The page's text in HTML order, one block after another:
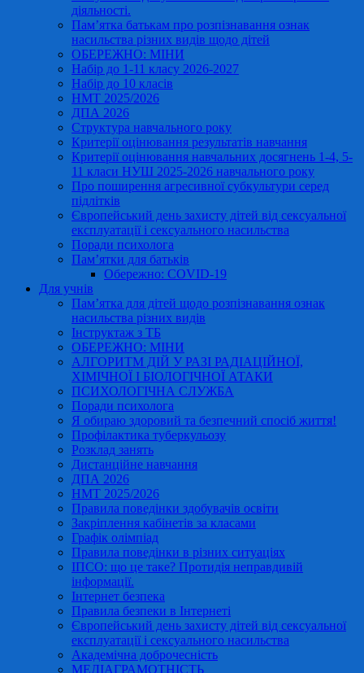
діяльності.
Пам’ятка батькам про розпізнавання ознак
насильства різних видів щодо дітей
ОБЕРЕЖНО: МІНИ
Набір до 1-11 класу 2026-2027
Набір до 10 класів
НМТ 2025/2026
ДПА 2026
Структура навчального року
Критерії оцінювання результатів навчання
Критерії оцінювання навчальних досягнень 1-4, 5-
11 класи НУШ 2025-2026 навчального року
Про поширення агресивної субкультури серед
підлітків
Європейський день захисту дітей від сексуальної
експлуатації і сексуального насильства
Поради психолога
Пам’ятки для батьків
Обережно: COVID-19
Для учнів
Пам’ятка для дітей щодо розпізнавання ознак
насильства різних видів
Інструктаж з ТБ
ОБЕРЕЖНО: МІНИ
АЛГОРИТМ ДІЙ У РАЗІ РАДІАЦІЙНОЇ,
ХІМІЧНОЇ І БІОЛОГІЧНОЇ АТАКИ
ПСИХОЛОГІЧНА СЛУЖБА
Поради психолога
Я обираю здоровий та безпечний спосіб життя!
Профілактика туберкульозу
Розклад занять
Дистанційне навчання
ДПА 2026
НМТ 2025/2026
Правила поведінки здобувачів освіти
Закріплення кабінетів за класами
Графік олімпіад
Правила поведінки в різних ситуаціях
ІПСО: що це таке? Протидія неправдивій
інформації.
Інтернет безпека
Правила безпеки в Інтернеті
Європейський день захисту дітей від сексуальної
експлуатації і сексуального насильства
Академічна доброчесність
МЕДІАГРАМОТНІСТЬ